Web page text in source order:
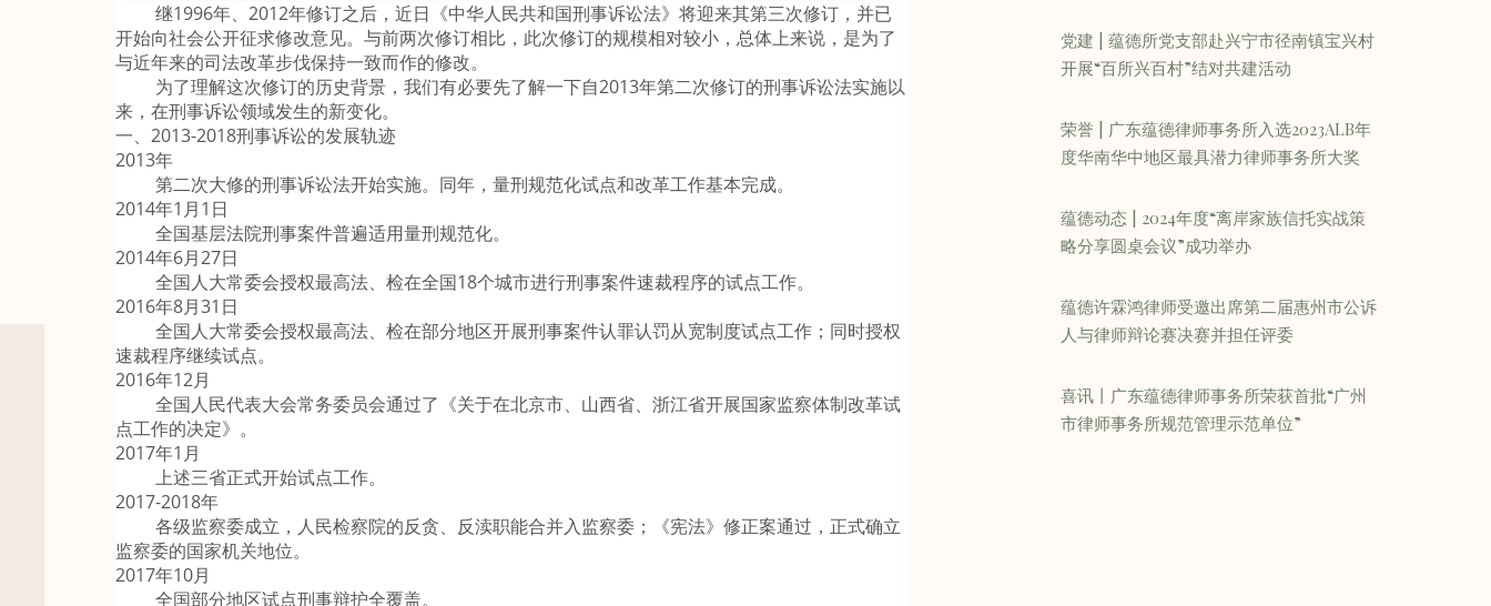
继1996年、2012年修订之后，近日《中华人民共和国刑事诉讼法》将迎来其第三次修订，并已
开始向社会公开征求修改意见。与前两次修订相比，此次修订的规模相对较小，总体上来说，是为了
与近年来的司法改革步伐保持一致而作的修改。
为了理解这次修订的历史背景，我们有必要先了解一下自2013年第二次修订的刑事诉讼法实施以
来，在刑事诉讼领域发生的新变化。
一、2013-2018刑事诉讼的发展轨迹
2013年
第二次大修的刑事诉讼法开始实施。同年，量刑规范化试点和改革工作基本完成。
2014年1月1日
全国基层法院刑事案件普遍适用量刑规范化。
2014年6月27日
全国人大常委会授权最高法、检在全国18个城市进行刑事案件速裁程序的试点工作。
2016年8月31日
全国人大常委会授权最高法、检在部分地区开展刑事案件认罪认罚从宽制度试点工作；同时授权
速裁程序继续试点。
2016年12月
全国人民代表大会常务委员会通过了《关于在北京市、山西省、浙江省开展国家监察体制改革试
点工作的决定》。
2017年1月
上述三省正式开始试点工作。
2017-2018年
各级监察委成立，人民检察院的反贪、反渎职能合并入监察委；《宪法》修正案通过，正式确立
监察委的国家机关地位。
2017年10月
全国部分地区试点刑事辩护全覆盖。
党建 | 蕴德所党支部赴兴宁市径南镇宝兴村
开展“百所兴百村”结对共建活动
荣誉 | 广东蕴德律师事务所入选2023ALB年
度华南华中地区最具潜力律师事务所大奖
蕴德动态 | 2024年度“离岸家族信托实战策
略分享圆桌会议”成功举办
蕴德许霖鸿律师受邀出席第二届惠州市公诉
人与律师辩论赛决赛并担任评委
喜讯丨广东蕴德律师事务所荣获首批“广州
市律师事务所规范管理示范单位”